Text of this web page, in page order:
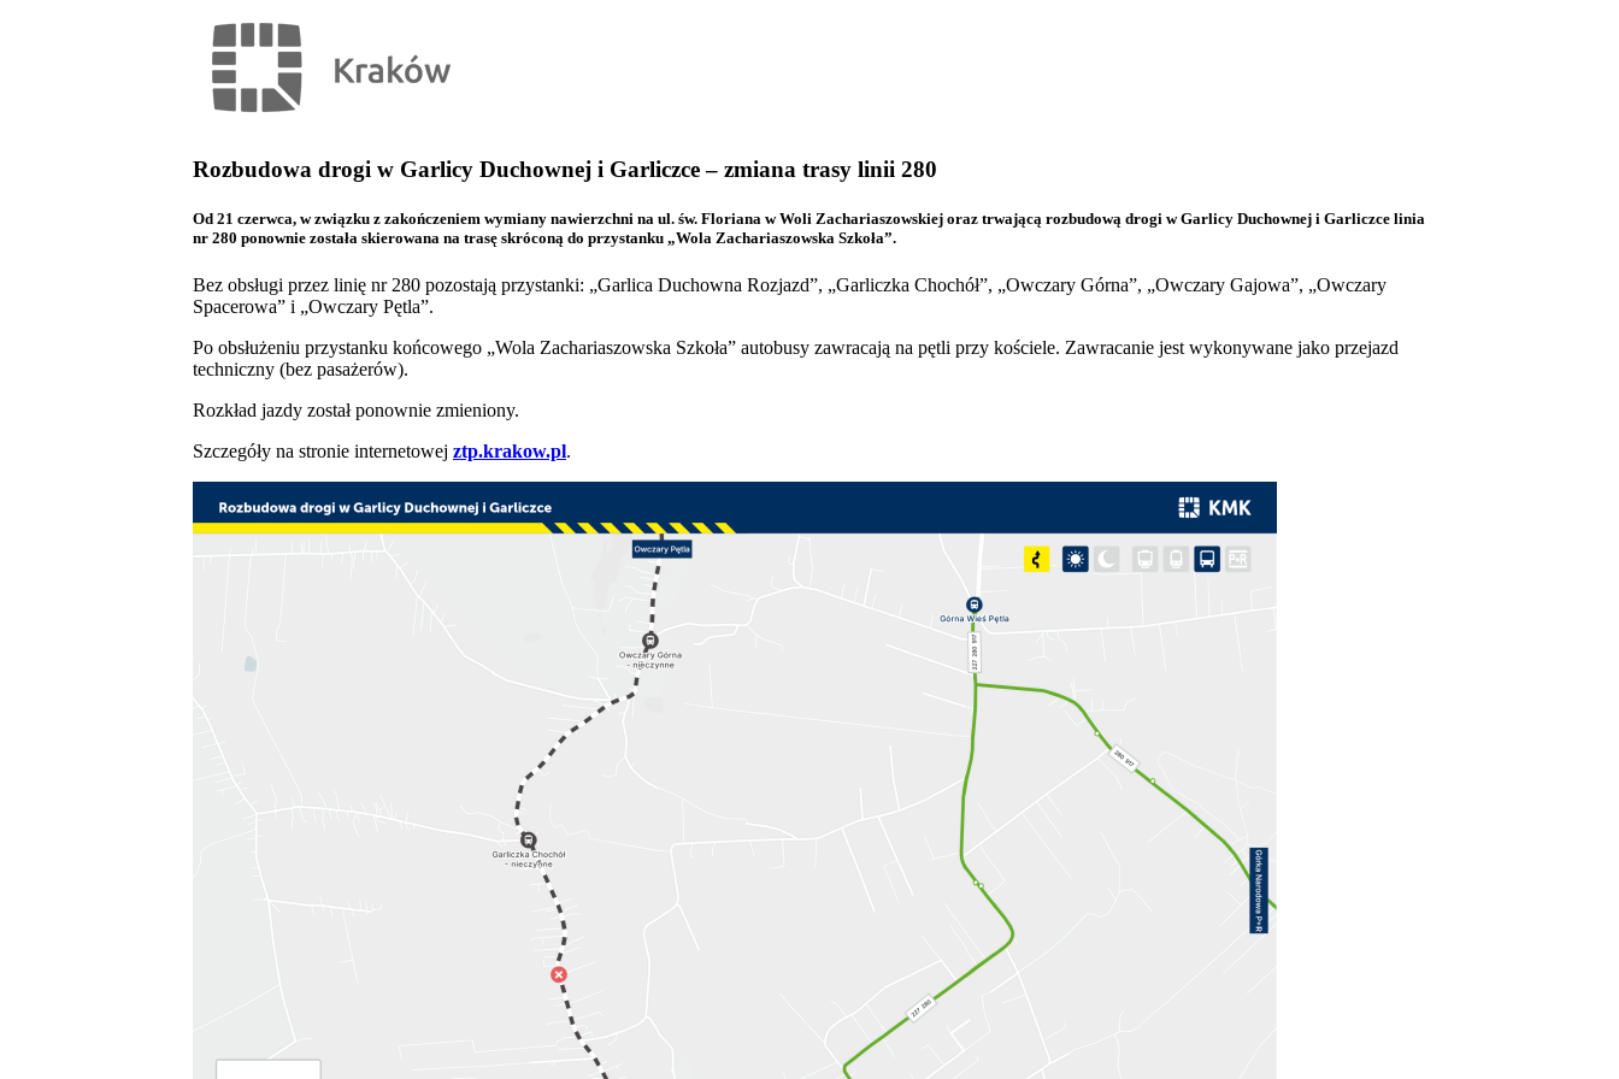
Rozbudowa drogi w Garlicy Duchownej i Garliczce – zmiana trasy linii 280
Od 21 czerwca, w związku z zakończeniem wymiany nawierzchni na ul. św. Floriana w Woli Zachariaszowskiej oraz trwającą rozbudową drogi w Garlicy Duchownej i Garliczce linia
nr 280 ponownie została skierowana na trasę skróconą do przystanku „Wola Zachariaszowska Szkoła”.
Bez obsługi przez linię nr 280 pozostają przystanki: „Garlica Duchowna Rozjazd”, „Garliczka Chochół”, „Owczary Górna”, „Owczary Gajowa”, „Owczary
Spacerowa” i „Owczary Pętla”.
Po obsłużeniu przystanku końcowego „Wola Zachariaszowska Szkoła” autobusy zawracają na pętli przy kościele. Zawracanie jest wykonywane jako przejazd
techniczny (bez pasażerów).
Rozkład jazdy został ponownie zmieniony.
Szczegóły na stronie internetowej ztp.krakow.pl.